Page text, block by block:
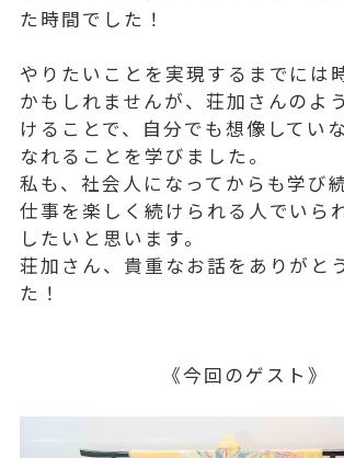
た時間でした！
やりたいことを実現するまでには
かもしれませんが、荘加さんのよ
けることで、自分でも想像してい
なれることを学びました。
私も、社会人になってからも学び
仕事を楽しく続けられる人でいら
したいと思います。
荘加さん、貴重なお話をありがと
た！
《今回のゲスト》